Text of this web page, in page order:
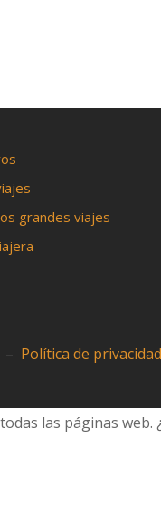
grandes viajes
– Política de privacidad
las páginas web.